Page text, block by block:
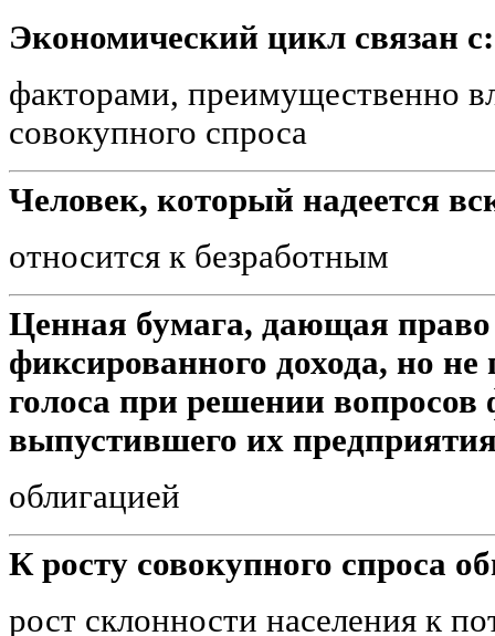
Экономический цикл связан с:
факторами, преимущественно
совокупного спроса
Человек, который надеется
относится к безработным
Ценная бумага, дающая право
фиксированного дохода, но
голоса при решении
выпустившего их
облигацией
К росту совокупного спроса
рост склонности населения к